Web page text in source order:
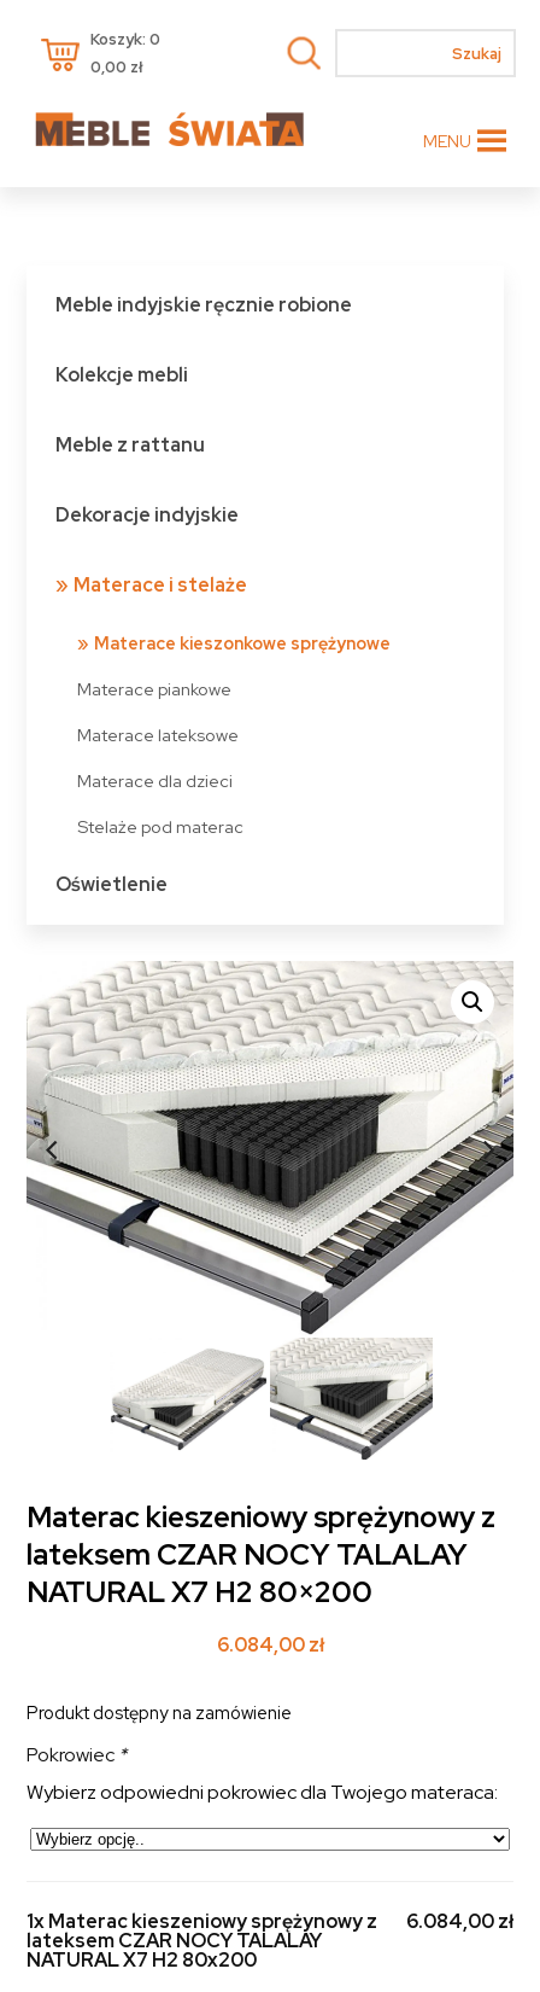
Koszyk: 0
0,00 zł
MENU
Meble indyjskie ręcznie robione
Kolekcje mebli
Meble z rattanu
Dekoracje indyjskie
Materace i stelaże
Materace kieszonkowe sprężynowe
Materace piankowe
Materace lateksowe
Materace dla dzieci
Stelaże pod materac
Oświetlenie
Materac kieszeniowy sprężynowy z
lateksem CZAR NOCY TALALAY
NATURAL X7 H2 80×200
6.084,00zł
Produkt dostępny na zamówienie
Pokrowiec *
Wybierz odpowiedni pokrowiec dla Twojego materaca:
1x Materac kieszeniowy sprężynowy z
lateksem CZAR NOCY TALALAY
NATURAL X7 H2 80x200
6.084,00 zł